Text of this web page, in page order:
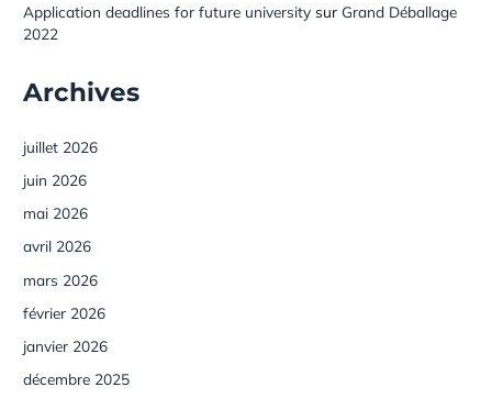
Application deadlines for future university surGrand Déballage
2022
Archives
juillet 2026
juin 2026
mai 2026
avril 2026
mars 2026
février 2026
janvier 2026
décembre 2025